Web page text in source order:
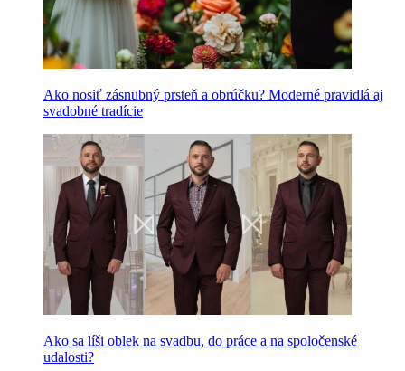
Ako nosiť zásnubný prsteň a obrúčku? Moderné pravidlá aj
svadobné tradície
Ako sa líši oblek na svadbu, do práce a na spoločenské
udalosti?